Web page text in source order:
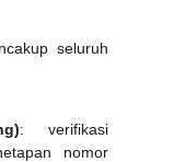
seluruh
: verifikasi
nomor